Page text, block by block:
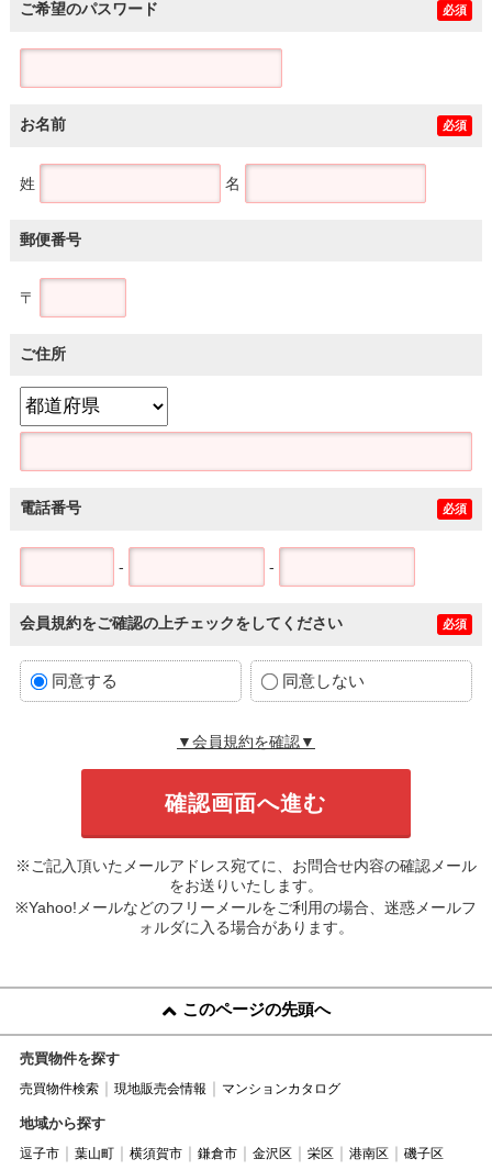
ご希望のパスワード 必須
お名前 必須
姓 名
郵便番号
〒
ご住所
電話番号 必須
- -
会員規約をご確認の上チェックをしてください 必須
同意する 同意しない
▼会員規約を確認▼
※ご記入頂いたメールアドレス宛てに、お問合せ内容の確認メール
をお送りいたします。
※Yahoo!メールなどのフリーメールをご利用の場合、迷惑メールフ
ォルダに入る場合があります。
このページの先頭へ
売買物件を探す
売買物件検索 現地販売会情報 マンションカタログ
地域から探す
逗子市 葉山町 横須賀市 鎌倉市 金沢区 栄区 港南区 磯子区